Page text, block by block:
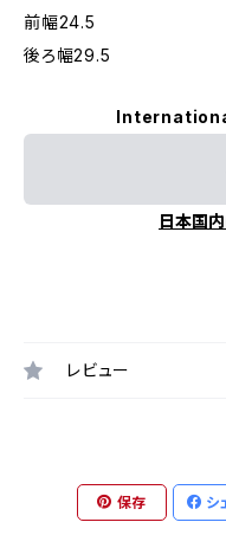
前幅24.5
後ろ幅29.5
日本国
レビュー
保存 シ